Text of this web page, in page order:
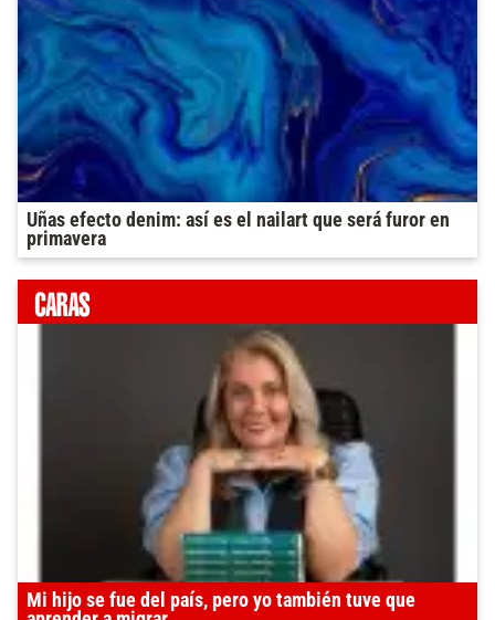
Uñas efecto denim: así es el nailart que será furor en
primavera
Mi hijo se fue del país, pero yo también tuve que